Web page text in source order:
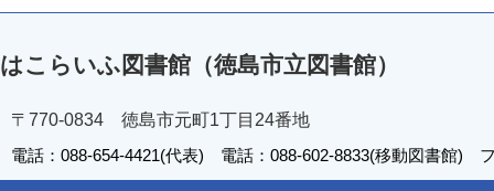
はこらいふ図書館（徳島市立図書館）
〒770-0834 徳島市元町1丁目24番地
電話：088-654-4421(代表) 電話：088-602-8833(移動図書館)